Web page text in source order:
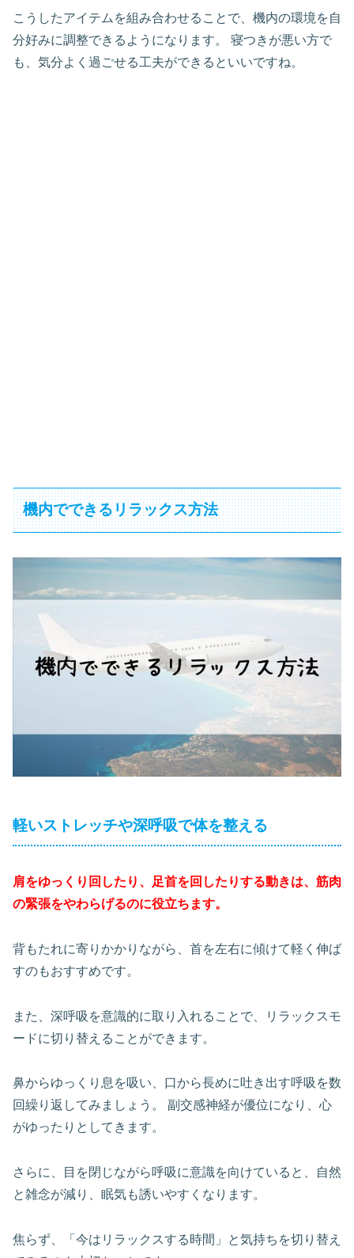
こうしたアイテムを組み合わせることで、機内の環境を自
分好みに調整できるようになります。 寝つきが悪い方で
も、気分よく過ごせる工夫ができるといいですね。
機内でできるリラックス方法
軽いストレッチや深呼吸で体を整える
肩をゆっくり回したり、足首を回したりする動きは、筋肉
の緊張をやわらげるのに役立ちます。
背もたれに寄りかかりながら、首を左右に傾けて軽く伸ば
すのもおすすめです。
また、深呼吸を意識的に取り入れることで、リラックスモ
ードに切り替えることができます。
鼻からゆっくり息を吸い、口から長めに吐き出す呼吸を数
回繰り返してみましょう。 副交感神経が優位になり、心
がゆったりとしてきます。
さらに、目を閉じながら呼吸に意識を向けていると、自然
と雑念が減り、眠気も誘いやすくなります。
焦らず、「今はリラックスする時間」と気持ちを切り替え